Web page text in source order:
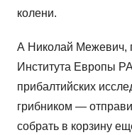
колени.
А Николай Межевич,
Института Европы
прибалтийских
грибником —
собрать в корзину